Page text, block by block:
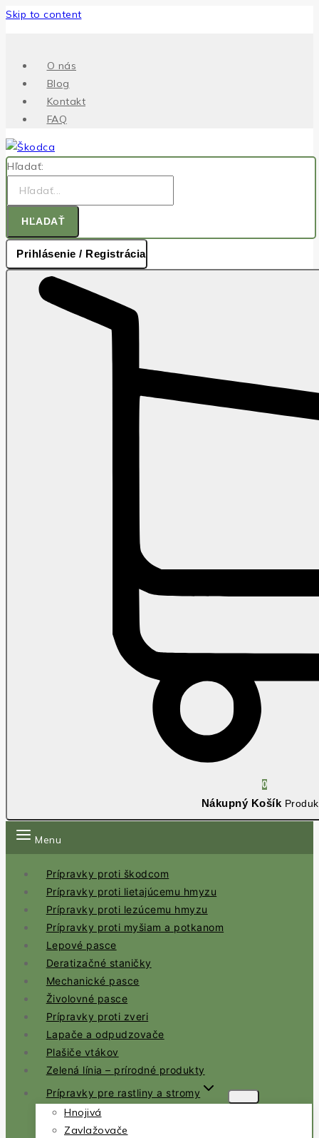
Skip to content
O nás
Blog
Kontakt
FAQ
Hľadať:
HĽADAŤ
Prihlásenie / Registrácia
0
Nákupný Košík
Menu
Prípravky proti škodcom
Prípravky proti lietajúcemu hmyzu
Prípravky proti lezúcemu hmyzu
Prípravky proti myšiam a potkanom
Lepové pasce
Deratizačné staničky
Mechanické pasce
Živolovné pasce
Prípravky proti zveri
Lapače a odpudzovače
Plašiče vtákov
Zelená línia – prírodné produkty
Prípravky pre rastliny a stromy
Hnojivá
Zavlažovače